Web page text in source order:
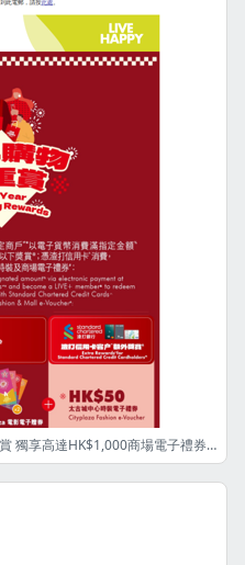
太古城中心 Cityplaza | 新年購物三重賞 獨享高達HK$1,000商場電子禮券 New Year Shopping Rewards: Earn Up to HK$1,000 Mall e-Vouchers